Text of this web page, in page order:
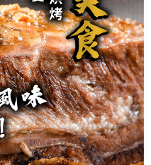
條碼／台灣大直營門市／銀行轉
繳費。
（以下簡稱本公司）所提供，讓
務，並由商店將買賣／分期付款
公司帳單繳交帳款。
約關係目的，商店將以您的個人
大哥大進項蒐集、處理及利用，
之確認、核對及更正。
https://oppay.tw/userRule
後，將跳轉至「AFTEE先享後付」
即可完成結帳。
簡訊。
簡訊中的連結，可透過四大超商／
方視為交易完成。
，但若您需要取消訂單，請聯絡
單仍視為有效，需透過AFTEE先享
之結帳頁面顯示為準，若有關於
疑問，請聯繫「AFTEE先享後付
support/home
運費